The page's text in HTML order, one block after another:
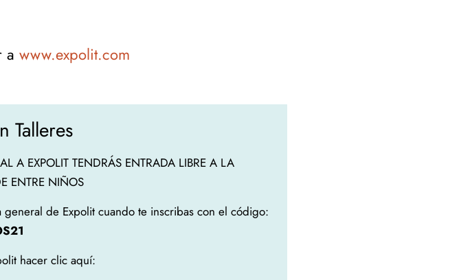
awww.expolit.com
Talleres
A EXPOLIT TENDRÁS ENTRADA LIBRE A LA
ENTRE NIÑOS
de Expolit cuando te inscribas con el código:
hacer clic aquí: